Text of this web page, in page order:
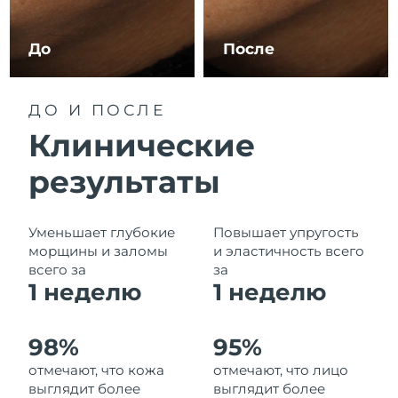
До После
ДО И ПОСЛЕ
Клинические
результаты
Уменьшает глубокие
морщины и заломы
всего за
1 неделю
Повышает упругость
и эластичность всего
за
1 неделю
98%
отмечают, что кожа
выглядит более
95%
отмечают, что лицо
выглядит более
Ливан
Ожидаемая дата доставки
Литва
Ожидаемая дата доставки
Макао (САР)
Ожидаемая дата доставки
Малайзия
Ожидаемая дата доставки
Мальта
Ожидаемая дата доставки
Мексика
Ожидаемая дата доставки